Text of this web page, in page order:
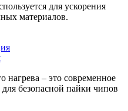
для ускорения
материалов.
нагрева – это современное
безопасной пайки чипов